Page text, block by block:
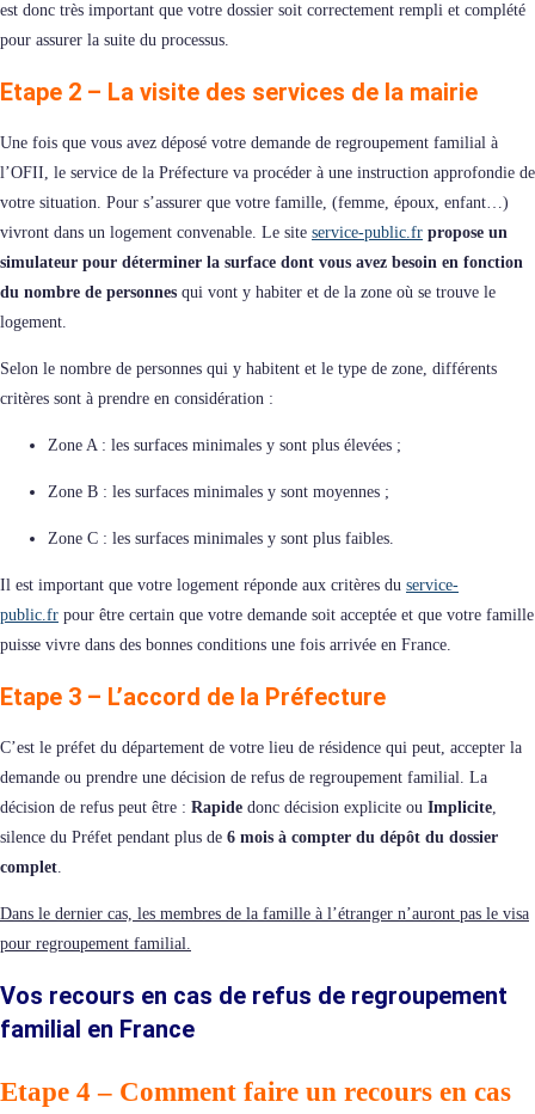
est donc très important que votre dossier soit correctement rempli et complété
pour assurer la suite du processus.
Etape 2 – La visite des services de la mairie
Une fois que vous avez déposé votre demande de regroupement familial à
l’OFII, le service de la Préfecture va procéder à une instruction approfondie de
votre situation. Pour s’assurer que votre famille, (femme, époux, enfant…)
vivront dans un logement convenable. Le site service-public.fr propose un
simulateur pour déterminer la surface dont vous avez besoin en fonction
du nombre de personnes qui vont y habiter et de la zone où se trouve le
logement.
Selon le nombre de personnes qui y habitent et le type de zone, différents
critères sont à prendre en considération :
Zone A : les surfaces minimales y sont plus élevées ;
Zone B : les surfaces minimales y sont moyennes ;
Zone C : les surfaces minimales y sont plus faibles.
Il est important que votre logement réponde aux critères du service-
public.fr pour être certain que votre demande soit acceptée et que votre famille
puisse vivre dans des bonnes conditions une fois arrivée en France.
Etape 3 – L’accord de la Préfecture
C’est le préfet du département de votre lieu de résidence qui peut, accepter la
demande ou prendre une décision de refus de regroupement familial. La
décision de refus peut être : Rapide donc décision explicite ou Implicite,
silence du Préfet pendant plus de 6 mois à compter du dépôt du dossier
complet.
Dans le dernier cas, les membres de la famille à l’étranger n’auront pas le visa
pour regroupement familial.
Vos recours en cas de refus de regroupement
familial en France
Etape 4 – Comment faire un recours en cas